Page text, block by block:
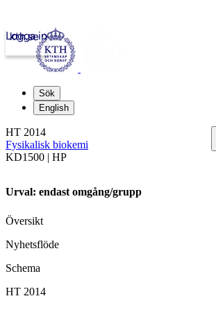
kth.se
Logga in
Sök
English
HT 2014
Fysikalisk biokemi
KD1500 | HP
Urval: endast omgång/grupp
Översikt
Nyhetsflöde
Schema
HT 2014